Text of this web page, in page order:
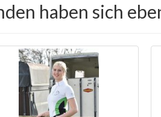
haben sich